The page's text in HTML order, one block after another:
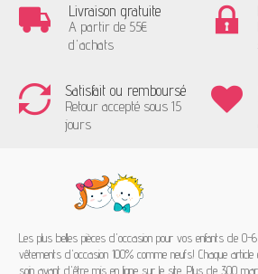
Livraison gratuite
A partir de 55€
d'achats
Satisfait ou remboursé
Retour accepté sous 15
jours
Les plus belles pièces d'occasion pour vos enfants de
vêtements d'occasion 100% comme neufs! Chaque
soin avant d'être mis en ligne sur le site. Plus de 300